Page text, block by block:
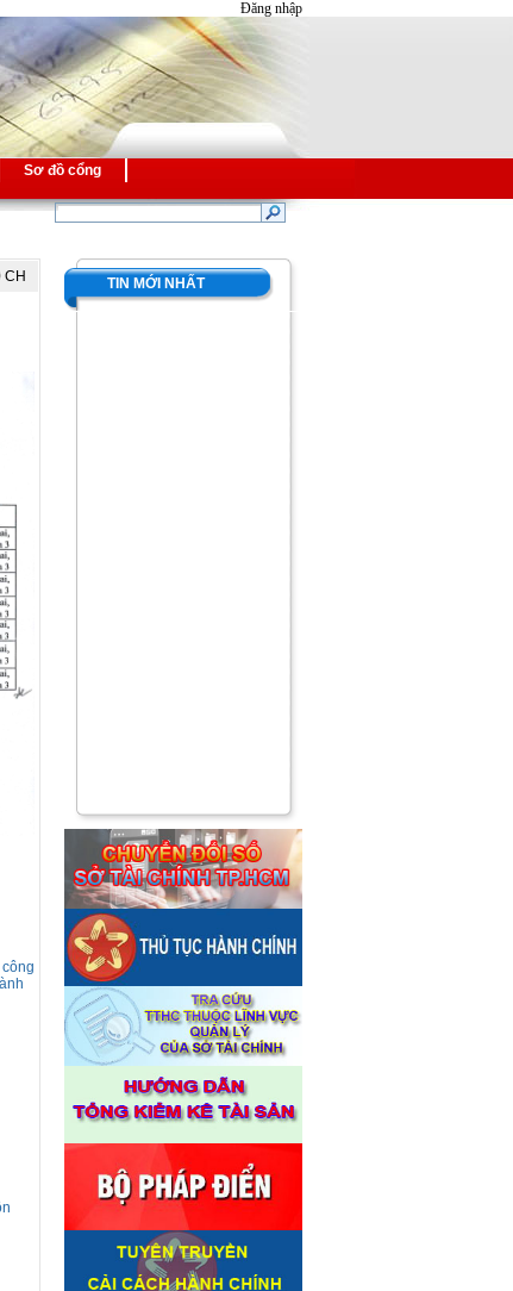
Đăng nhập
Sơ đồ cổng
CH TIN MỚI NHẤT